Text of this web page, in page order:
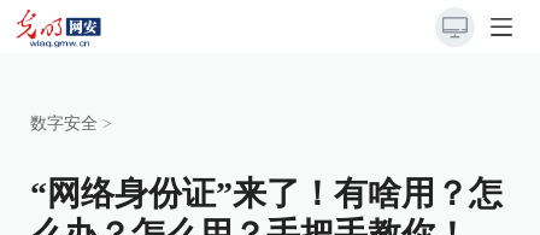
数字安全 >
“网络身份证”来了！有啥用？怎